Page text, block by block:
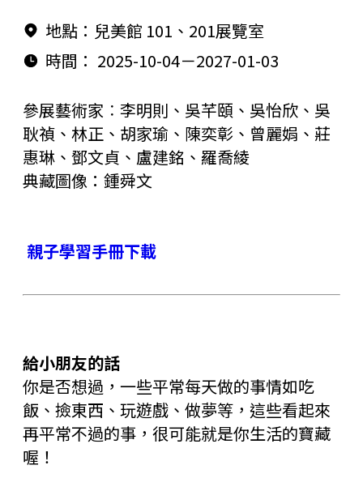
周邊環境
美術館會員
兒童美術館
藝術生態園區
地點：兒美館 101、201展覽室
時間： 2025-10-04－2027-01-03
參展藝術家︰李明則、吳芊頤、吳怡欣、吳
耿禎、林正、胡家瑜、陳奕彰、曾麗娟、莊
惠琳、鄧文貞、盧建銘、羅喬綾
典藏圖像：鍾舜文
親子學習手冊下載
給小朋友的話
你是否想過，一些平常每天做的事情如吃
飯、撿東西、玩遊戲、做夢等，這些看起來
再平常不過的事，很可能就是你生活的寶藏
喔！